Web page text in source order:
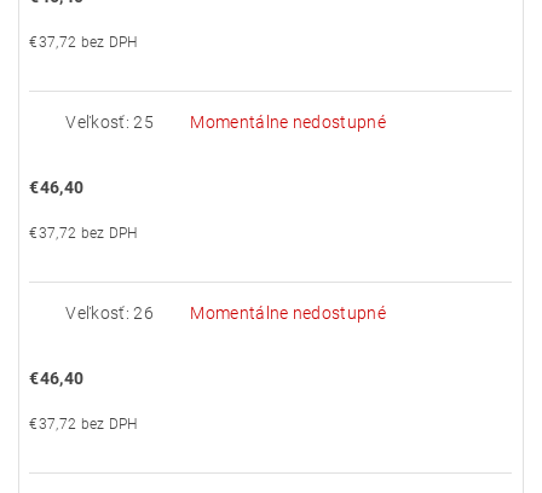
€37,72 bez DPH
Veľkosť: 25 Momentálne nedostupné
€46,40
€37,72 bez DPH
Veľkosť: 26 Momentálne nedostupné
€46,40
€37,72 bez DPH